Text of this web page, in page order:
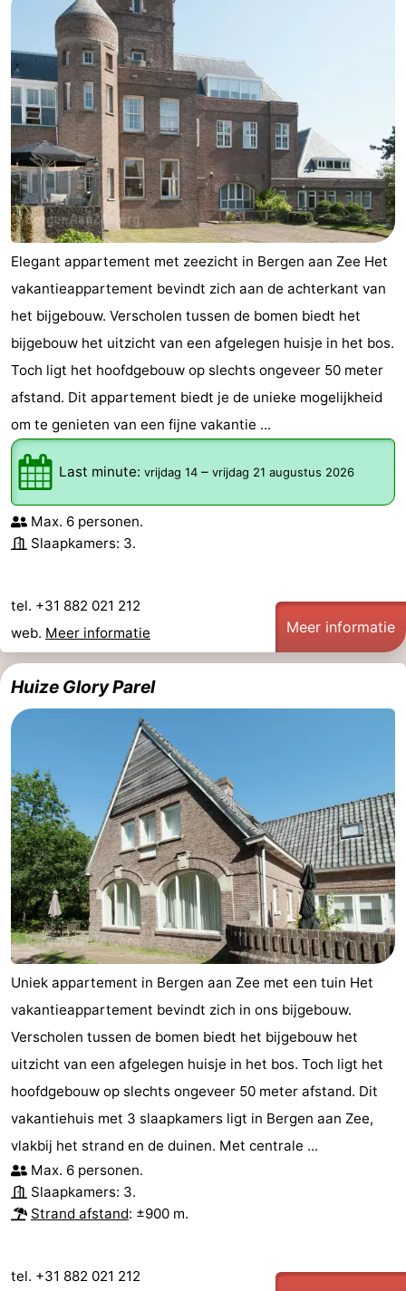
Minigolfbanen
Dorpen
&
Steden
Natuur
Sporten
-
Zwembaden
-
Fietsen
-
Wandelen
-
Golfbanen
-
en
drinken
Evenementen
Praktisch
Forum
Route
Parkeren
Reisboekenwinkel
Nieuws
Medische
Noord-
Holland
-
Natuur
Schoorlse
Duinen
-
Bergen
aan
-
Bergen
-
Alkmaar
Noordhollands
-
aan
Natuur
Kennermerland
-
Amsterdam
Haarlem
-
Holland
-
Elegant appartement met zeezicht in Bergen aan Zee Het
vakantieappartement bevindt zich aan de achterkant van
het bijgebouw. Verscholen tussen de bomen biedt het
bijgebouw het uitzicht van een afgelegen huisje in het bos.
Toch ligt het hoofdgebouw op slechts ongeveer 50 meter
afstand. Dit appartement biedt je de unieke mogelijkheid
om te genieten van een fijne vakantie ...
Last minute: vrijdag 14 – vrijdag 21 augustus 2026
Max. 6 personen.
Slaapkamers: 3.
tel. +31 882 021 212
web. Meer informatie Meer informatie
Huize Glory Parel
Uniek appartement in Bergen aan Zee met een tuin Het
vakantieappartement bevindt zich in ons bijgebouw.
Verscholen tussen de bomen biedt het bijgebouw het
uitzicht van een afgelegen huisje in het bos. Toch ligt het
hoofdgebouw op slechts ongeveer 50 meter afstand. Dit
vakantiehuis met 3 slaapkamers ligt in Bergen aan Zee,
vlakbij het strand en de duinen. Met centrale ...
Max. 6 personen.
Slaapkamers: 3.
Strand afstand: ±900 m.
tel. +31 882 021 212